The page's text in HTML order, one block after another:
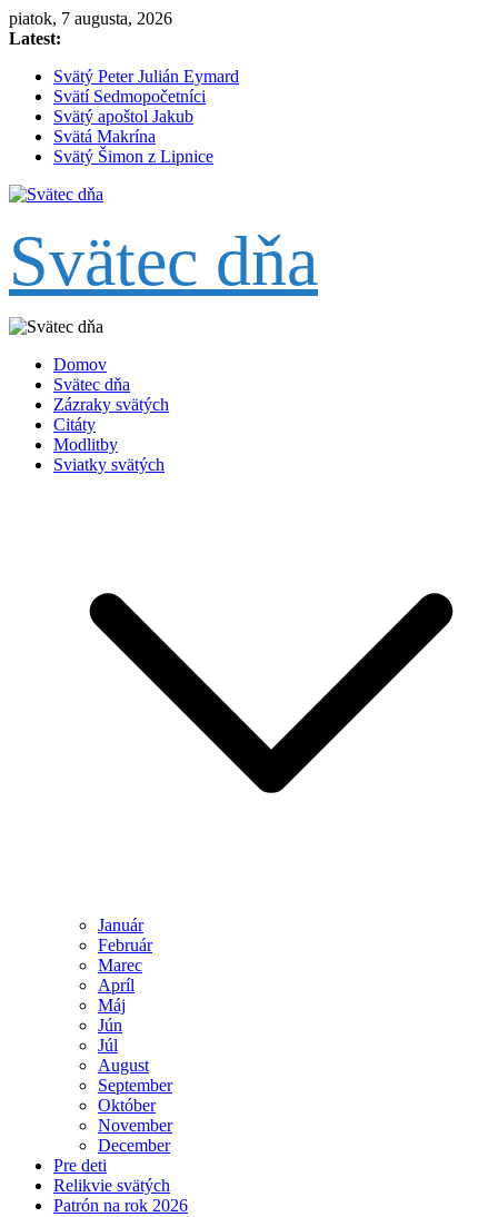
Skip
to
piatok, 7 augusta, 2026
Latest:
Svätý Peter Julián Eymard
Svätí Sedmopočetníci
Svätý apoštol Jakub
Svätá Makrína
Svätý Šimon z Lipnice
Svätec dňa
Domov
Svätec dňa
Zázraky svätých
Citáty
Modlitby
Sviatky svätých
Január
Február
Marec
Apríl
Máj
Jún
Júl
August
September
Október
November
December
Pre deti
Relikvie svätých
Patrón na rok 2026